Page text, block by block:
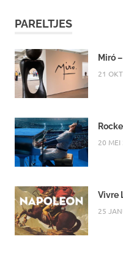
PARELTJES
Miró
21
20 MEI
Vivre
25